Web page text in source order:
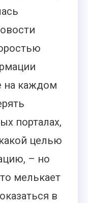
на каждом
порталах,
целью
– но
мелькает
в